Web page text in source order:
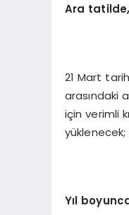
Ara t
21 Mart
arasındaki
için verimli
Yıl